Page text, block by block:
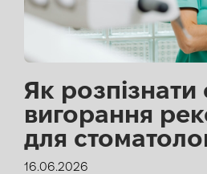
Як розпізнати
вигорання
для
16.06.2026